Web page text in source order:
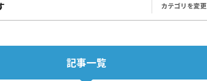
カテゴリを変更
記事一覧